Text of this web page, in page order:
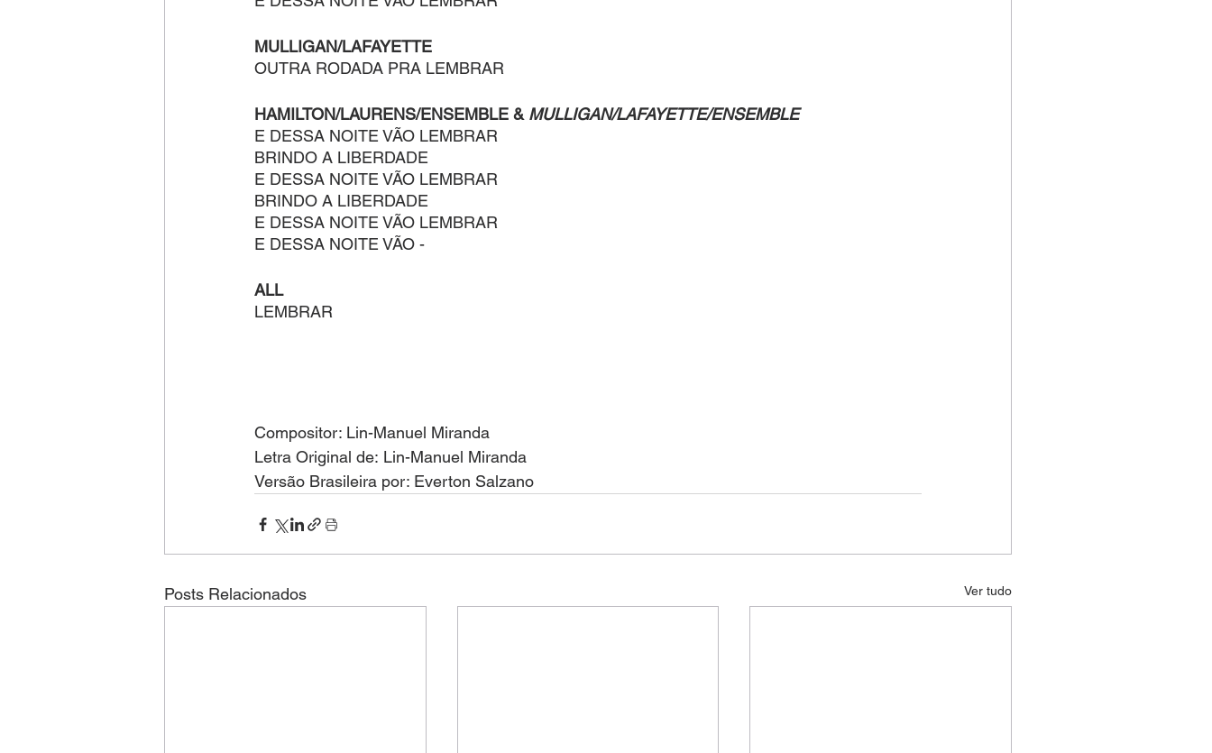
MULLIGAN/LAFAYETTE
OUTRA RODADA PRA LEMBRAR
HAMILTON/LAURENS/ENSEMBLE & MULLIGAN/LAFAYETTE/ENSEMBLE
E DESSA NOITE VÃO LEMBRAR
BRINDO A LIBERDADE
E DESSA NOITE VÃO LEMBRAR
BRINDO A LIBERDADE
E DESSA NOITE VÃO LEMBRAR
E DESSA NOITE VÃO -
ALL
LEMBRAR
Compositor: Lin-Manuel Miranda
Letra Original de: Lin-Manuel Miranda
Versão Brasileira por: Everton Salzano
Posts Relacionados Ver tudo